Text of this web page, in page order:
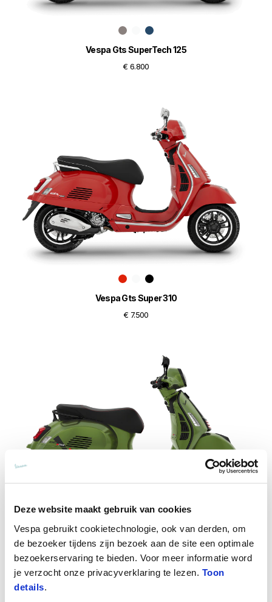
Deze website maakt gebruik van cookies
Vespa gebruikt cookietechnologie, ook van derden, om
de bezoeker tijdens zijn bezoek aan de site een optimale
bezoekerservaring te bieden. Voor meer informatie word
je verzocht onze privacyverklaring te lezen. Toon
details
Vespa Gts SuperTech 125
€ 6.800
Vespa Gts Super 310
€ 7.500
Vespa Gts SuperSport 310
€ 7.600